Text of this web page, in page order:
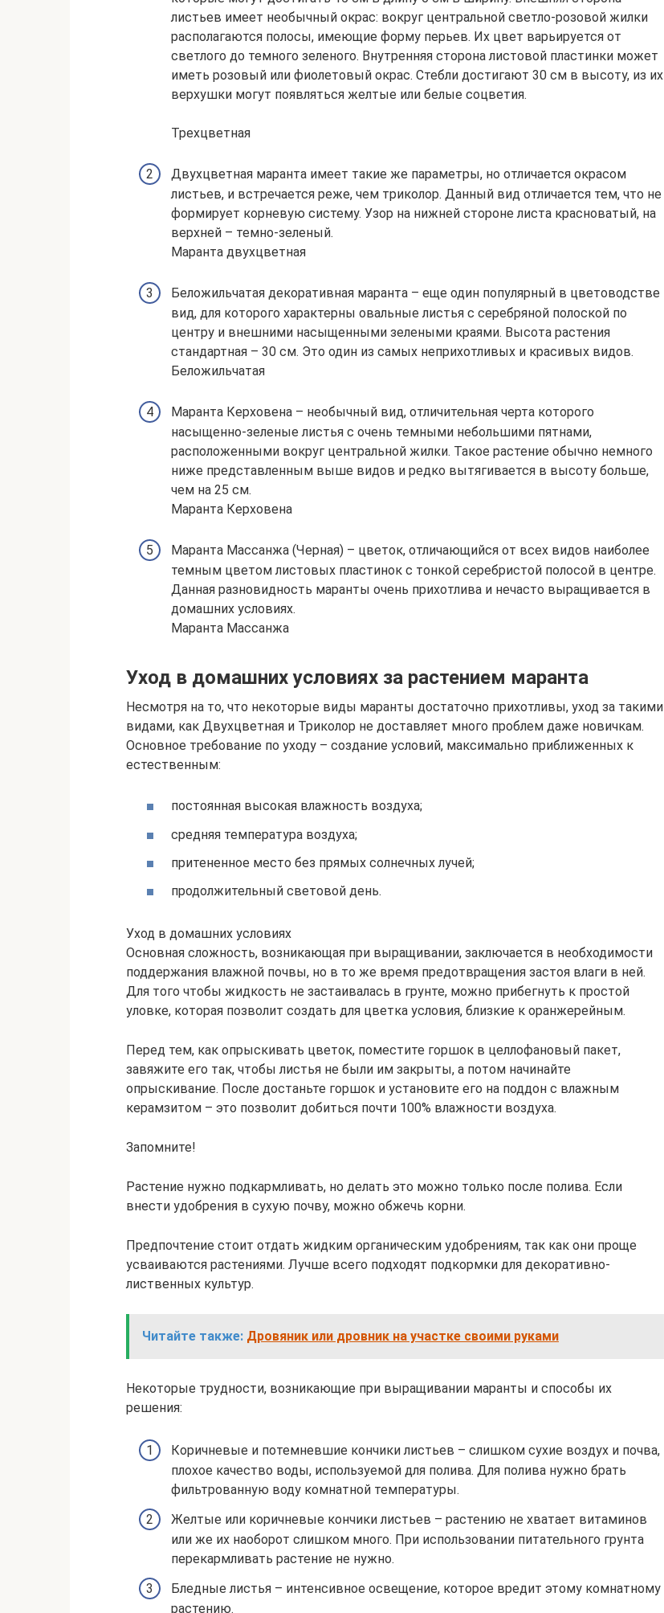
листьев имеет необычный окрас: вокруг центральной светло-розовой жилки
располагаются полосы, имеющие форму перьев. Их цвет варьируется от
светлого до темного зеленого. Внутренняя сторона листовой пластинки может
иметь розовый или фиолетовый окрас. Стебли достигают 30 см в высоту, из их
верхушки могут появляться желтые или белые соцветия.
Трехцветная
Двухцветная маранта имеет такие же параметры, но отличается окрасом
листьев, и встречается реже, чем триколор. Данный вид отличается тем, что не
формирует корневую систему. Узор на нижней стороне листа красноватый, на
верхней – темно-зеленый.
Маранта двухцветная
Беложильчатая декоративная маранта – еще один популярный в цветоводстве
вид, для которого характерны овальные листья с серебряной полоской по
центру и внешними насыщенными зелеными краями. Высота растения
стандартная – 30 см. Это один из самых неприхотливых и красивых видов.
Беложильчатая
Маранта Керховена – необычный вид, отличительная черта которого
насыщенно-зеленые листья с очень темными небольшими пятнами,
расположенными вокруг центральной жилки. Такое растение обычно немного
ниже представленным выше видов и редко вытягивается в высоту больше,
чем на 25 см.
Маранта Керховена
Маранта Массанжа (Черная) – цветок, отличающийся от всех видов наиболее
темным цветом листовых пластинок с тонкой серебристой полосой в центре.
Данная разновидность маранты очень прихотлива и нечасто выращивается в
домашних условиях.
Маранта Массанжа
Уход в домашних условиях за растением маранта
Несмотря на то, что некоторые виды маранты достаточно прихотливы, уход за такими
видами, как Двухцветная и Триколор не доставляет много проблем даже новичкам.
Основное требование по уходу – создание условий, максимально приближенных к
естественным:
постоянная высокая влажность воздуха;
средняя температура воздуха;
притененное место без прямых солнечных лучей;
продолжительный световой день.
Уход в домашних условиях
Основная сложность, возникающая при выращивании, заключается в необходимости
поддержания влажной почвы, но в то же время предотвращения застоя влаги в ней.
Для того чтобы жидкость не застаивалась в грунте, можно прибегнуть к простой
уловке, которая позволит создать для цветка условия, близкие к оранжерейным.
Перед тем, как опрыскивать цветок, поместите горшок в целлофановый пакет,
завяжите его так, чтобы листья не были им закрыты, а потом начинайте
опрыскивание. После достаньте горшок и установите его на поддон с влажным
керамзитом – это позволит добиться почти 100% влажности воздуха.
Запомните!
Растение нужно подкармливать, но делать это можно только после полива. Если
внести удобрения в сухую почву, можно обжечь корни.
Предпочтение стоит отдать жидким органическим удобрениям, так как они проще
усваиваются растениями. Лучше всего подходят подкормки для декоративно-
лиственных культур.
Читайте также: Дровяник или дровник на участке своими руками
Некоторые трудности, возникающие при выращивании маранты и способы их
решения:
Коричневые и потемневшие кончики листьев – слишком сухие воздух и почва,
плохое качество воды, используемой для полива. Для полива нужно брать
фильтрованную воду комнатной температуры.
Желтые или коричневые кончики листьев – растению не хватает витаминов
или же их наоборот слишком много. При использовании питательного грунта
перекармливать растение не нужно.
Бледные листья – интенсивное освещение, которое вредит этому комнатному
растению.